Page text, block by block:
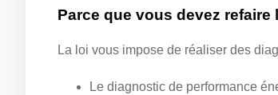
Parce que vous devez
La loi vous impose de réaliser des
Le diagnostic de performance